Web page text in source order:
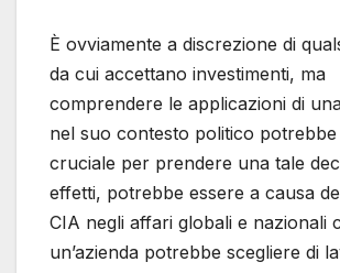
È ovviamente a discrezione di
da cui accettano investimenti, ma
comprendere le applicazioni di
nel suo contesto politico potrebbe
cruciale per prendere una tale
effetti, potrebbe essere a causa
CIA negli affari globali e nazionali
un’azienda potrebbe scegliere di